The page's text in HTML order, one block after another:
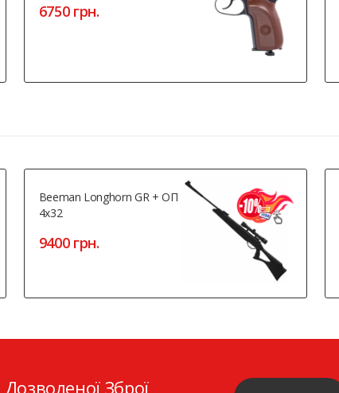
6750 грн.
Beeman Longhorn GR + ОП
4x32
9400 грн.
Дозволеної Зброї